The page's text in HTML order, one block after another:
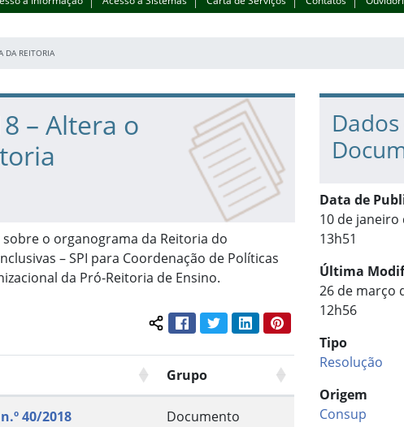
DA REITORIA
– Altera o
sobre o organograma da Reitoria do
– SPI para Coordenação de Políticas
da Pró-Reitoria de Ensino.
Compartilhar conteúdo:
FacebookTwitterLinkedInPinterest
Grupo
40/2018 Documento
Data de
10 de janeiro
13h51
Última
26 de março
12h56
Tipo
Resolução
Origem
Consup